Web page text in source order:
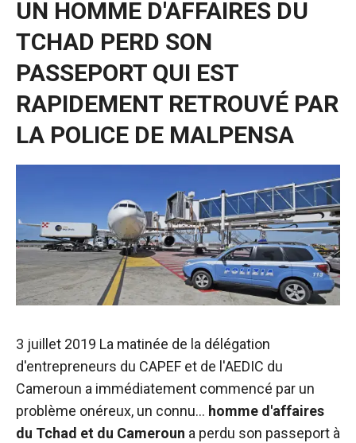
UN HOMME D'AFFAIRES DU
TCHAD PERD SON
PASSEPORT QUI EST
RAPIDEMENT RETROUVÉ PAR
LA POLICE DE MALPENSA
3 juillet 2019 La matinée de la délégation
d'entrepreneurs du CAPEF et de l'AEDIC du
Cameroun a immédiatement commencé par un
problème onéreux, un connu... homme d'affaires
du Tchad et du Cameroun a perdu son passeport à
ces cookies,
fonctionnalités
du site web.
Marketing
vos intérêts et
visite de notre
site, vous
augmentez
les chances
de voir des
personnalisés.